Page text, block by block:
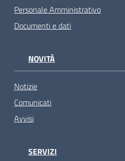
Personale Amministrativo
Documenti e dati
NOVITÀ
Notizie
Comunicati
Avvisi
SERVIZI